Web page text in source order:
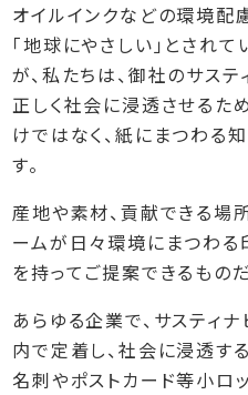
オイルインクなどの環境配
「地球にやさしい」とされ
が、私たちは、御社のサス
正しく社会に浸透させるた
けではなく、紙にまつわる
す。
産地や素材、貢献できる場
ームが日々環境にまつわる
を持ってご提案できるもの
あらゆる企業で、サスティ
内で定着し、社会に浸透す
名刺やポストカード等小ロ